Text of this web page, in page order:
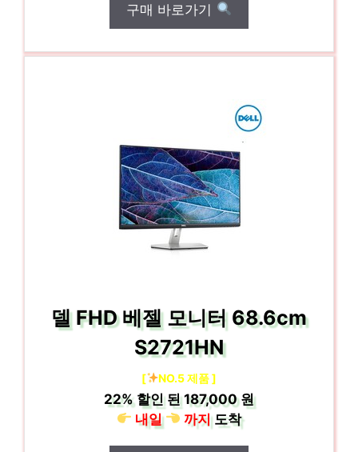
구매 바로가기
델 FHD 베젤 모니터 68.6cm
S2721HN
[ NO.5 제품 ]
22% 할인 된187,000 원
내일
까지도착